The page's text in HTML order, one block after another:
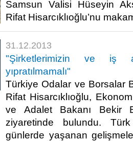
Samsun Valisi Hüseyin
Rifat Hisarcıklıoğlu’nu
31.12.2013
"Şirketlerimizin ve iş
yıpratılmamalı"
Türkiye Odalar ve Borsalar
Rifat Hisarcıklıoğlu,
ve Adalet Bakanı Bekir
ziyaretinde bulundu.
günlerde yaşanan